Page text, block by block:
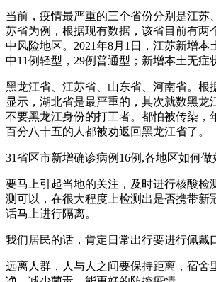
当前，疫情最严重的三个省份分别是江苏
苏省为例，根据现有数据，该省目前有两
中风险地区。2021年8月1日，江苏新增本
中11例轻型，29例普通型；新增本土无症
黑龙江省、江苏省、山东省、河南省。根
显示，湖北省是最严重的，其次就数黑龙
不要黑龙江身份的打工者。都怕被传染，
百分八十五的人都被劝返回黑龙江省了。
31省区市新增确诊病例16例,各地区如何
要马上引起当地的关注，及时进行核酸检
测可以，在很大程度上检测出是否携带新
话马上进行隔离。
我们居民的话，肯定日常出行要进行佩戴
远离人群，人与人之间要保持距离，宿舍